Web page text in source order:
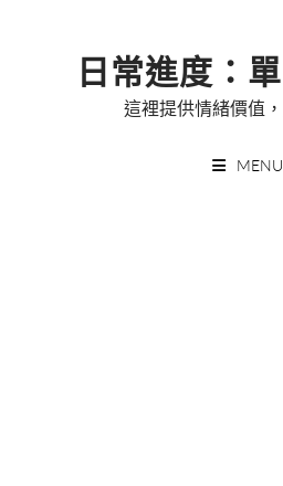
日常進度：
這裡提供情緒價值
MENU